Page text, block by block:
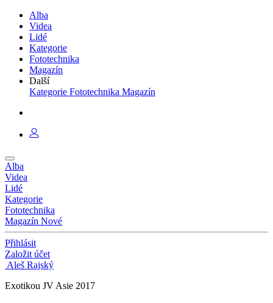
Alba
Videa
Lidé
Kategorie
Fototechnika
Magazín
Další
Kategorie Fototechnika Magazín
Alba
Videa
Lidé
Kategorie
Fototechnika
Magazín Nové
Přihlásit
Založit účet
Aleš Rajský
Exotikou JV Asie 2017